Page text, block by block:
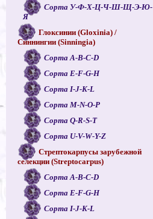
Сорта У-Ф-Х-Ц-Ч-Ш-Щ-Э-Ю-
Я
Глоксинии (Gloxinia) /
Синнингии (Sinningia)
Сорта A-B-C-D
Сорта E-F-G-H
Сорта I-J-K-L
Сорта M-N-O-P
Сорта Q-R-S-T
Сорта U-V-W-Y-Z
Стрептокарпусы зарубежной
селекции (Streptocarpus)
Сорта A-B-C-D
Сорта E-F-G-H
Сорта I-J-K-L